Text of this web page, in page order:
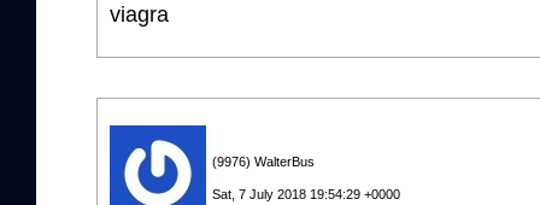
viagra
(9976) WalterBus
Sat, 7 July 2018 19:54:29 +0000